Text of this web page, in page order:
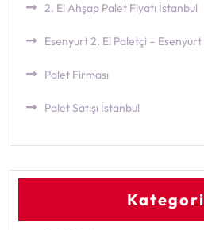
2. El Ahşap Palet Fiyatı İstanbul
Esenyurt 2. El Paletçi –
Palet Firması
Palet Satışı İstanbul